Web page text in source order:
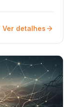
Ver detalhes